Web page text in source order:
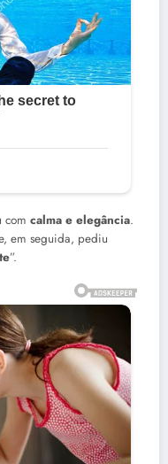
com calma e elegância.
em seguida, pediu
”.